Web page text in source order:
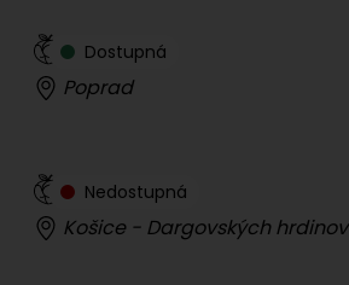
Dostupná
Sol(24)
Poprad
Nedostupná
Zara(43)
Košice - Dargovských hrdinov